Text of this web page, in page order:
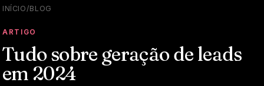
INÍCIO/BLOG
ARTIGO
Tudo sobre geração de leads
em 2024